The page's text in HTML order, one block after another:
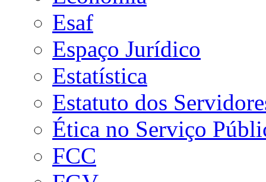
Esaf
Espaço Jurídico
Estatística
Estatuto dos
Ética no Serviço
FCC